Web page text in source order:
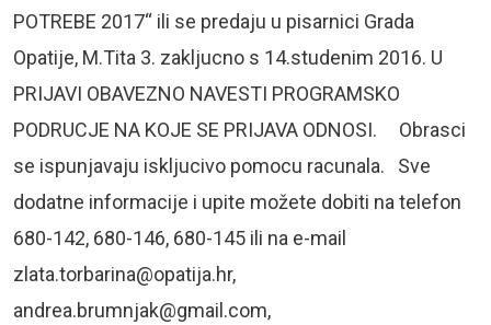
POTREBE 2017“ ili se predaju u pisarnici Grada
Opatije, M.Tita 3. zakljucno s 14.studenim 2016. U
PRIJAVI OBAVEZNO NAVESTI PROGRAMSKO
PODRUCJE NA KOJE SE PRIJAVA ODNOSI. Obrasci
se ispunjavaju iskljucivo pomocu racunala. Sve
dodatne informacije i upite možete dobiti na telefon
680-142, 680-146, 680-145 ili na e-mail
zlata.torbarina@opatija.hr,
andrea.brumnjak@gmail.com,